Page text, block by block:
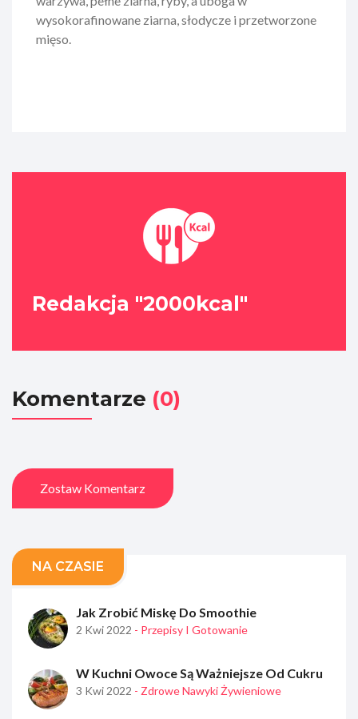
wysokorafinowane ziarna, słodycze i przetworzone
mięso.
Redakcja "2000kcal"
Komentarze (0)
Zostaw Komentarz
NA CZASIE
Jak Zrobić Miskę Do Smoothie
2 Kwi 2022 - Przepisy I Gotowanie
W Kuchni Owoce Są Ważniejsze Od Cukru
3 Kwi 2022 - Zdrowe Nawyki Żywieniowe